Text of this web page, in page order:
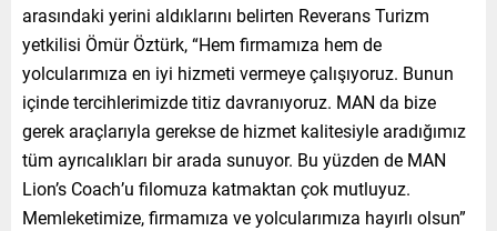
arasındaki yerini aldıklarını belirten Reverans Turizm
yetkilisi Ömür Öztürk, “Hem firmamıza hem de
yolcularımıza en iyi hizmeti vermeye çalışıyoruz. Bunun
içinde tercihlerimizde titiz davranıyoruz. MAN da bize
gerek araçlarıyla gerekse de hizmet kalitesiyle aradığımız
tüm ayrıcalıkları bir arada sunuyor. Bu yüzden de MAN
Lion’s Coach’u filomuza katmaktan çok mutluyuz.
Memleketimize, firmamıza ve yolcularımıza hayırlı olsun”